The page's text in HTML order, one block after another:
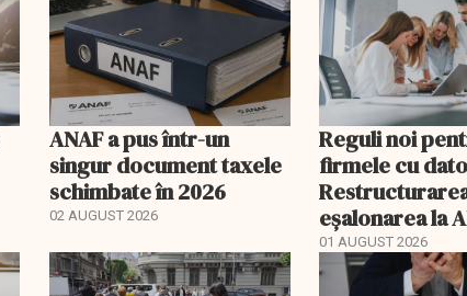
ANAF a pus într-un
singur document taxele
schimbate în 2026
02 AUGUST 2026
Reguli noi
firmele cu
eșalonarea la
mai pot fi
simultan
01 AUGUST 2026